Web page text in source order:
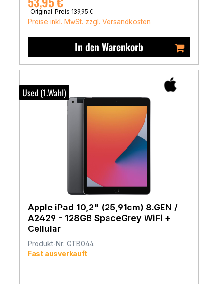
Original-Preis Regulärer Preis:
139,95 €
Preise inkl. MwSt. zzgl. Versandkosten
In den Warenkorb
Used (1.Wahl)
Apple iPad 10,2" (25,91cm) 8.GEN /
A2429 - 128GB SpaceGrey WiFi +
Cellular
Produkt-Nr: GTB044
Fast ausverkauft